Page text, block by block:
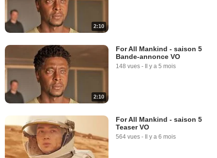
2:10
2:10
For All Mankind - saison 5
Bande-annonce VO
148 vues - Il y a 5 mois
For All Mankind - saison 5
Teaser VO
564 vues - Il y a 6 mois